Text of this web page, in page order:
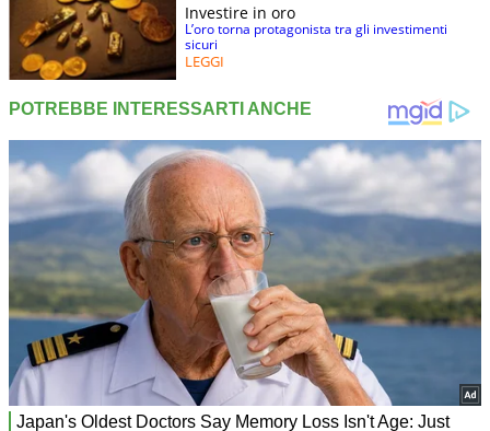
Investire in oro
L’oro torna protagonista tra gli investimenti
sicuri
LEGGI